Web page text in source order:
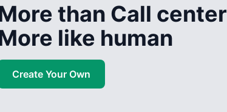
than Call center
like human
Create Your Own